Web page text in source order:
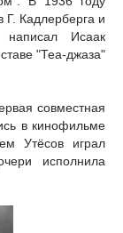
Г. Кадлерберга и
Исаак
"Теа-джаза"
совместная
в кинофильме
Утёсов играл
исполнила